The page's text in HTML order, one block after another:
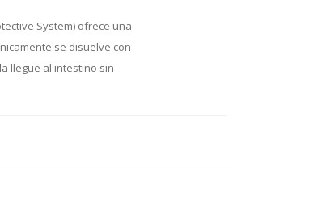
System) ofrece una
se disuelve con
llegue al intestino sin